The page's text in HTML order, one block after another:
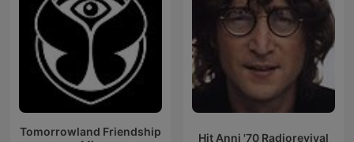
Tomorrowland Friendship
Hit Anni '70 Radiorevival